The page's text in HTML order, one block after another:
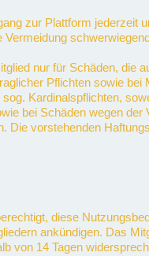
zur Plattform jederzeit
Vermeidung
nur für Schäden, die
Pflichten sowie
Kardinalspflichten,
bei Schäden wegen
Die vorstehenden
diese
ankündigen. Das
von 14 Tagen